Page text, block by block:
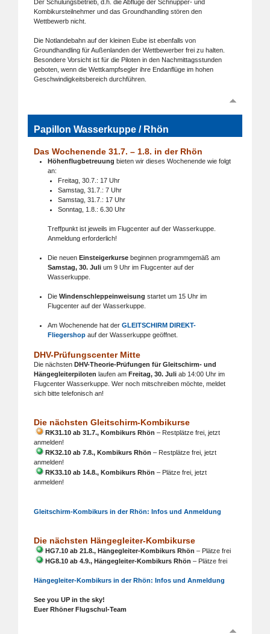
Der Schulungsbetrieb, d.h. die Abflüge der Schnupper- und
Kombikursteilnehmer und das Groundhandling stören den
Wettbewerb nicht.
Die Notlandebahn auf der kleinen Eube ist ebenfalls von
Groundhandling für Außenlanden der Wettbewerber frei zu halten.
Besondere Vorsicht ist für die Piloten in den Nachmittagsstunden
geboten, wenn die Wettkampfsegler ihre Endanflüge im hohen
Geschwindigkeitsbereich durchführen.
Papillon Wasserkuppe / Rhön
Das Wochenende 31.7. – 1.8. in der Rhön
Höhenflugbetreuung bieten wir dieses Wochenende wie folgt
an:
Freitag, 30.7.: 17 Uhr
Samstag, 31.7.: 7 Uhr
Samstag, 31.7.: 17 Uhr
Sonntag, 1.8.: 6.30 Uhr
Treffpunkt ist jeweils im Flugcenter auf der Wasserkuppe.
Anmeldung erforderlich!
Die neuen Einsteigerkurse beginnen programmgemäß am
Samstag, 30. Juli um 9 Uhr im Flugcenter auf der
Wasserkuppe.
Die Windenschleppeinweisung startet um 15 Uhr im
Flugcenter auf der Wasserkuppe.
Am Wochenende hat der GLEITSCHIRM DIREKT-
Fliegershop auf der Wasserkuppe geöffnet.
DHV-Prüfungscenter Mitte
Die nächsten DHV-Theorie-Prüfungen für Gleitschirm- und
Hängegleiterpiloten laufen am Freitag, 30. Juli ab 14:00 Uhr im
Flugcenter Wasserkuppe. Wer noch mitschreiben möchte, meldet
sich bitte telefonisch an!
Die nächsten Gleitschirm-Kombikurse
RK31.10 ab 31.7., Kombikurs Rhön – Restplätze frei, jetzt
anmelden!
RK32.10 ab 7.8., Kombikurs Rhön – Restplätze frei, jetzt
anmelden!
RK33.10 ab 14.8., Kombikurs Rhön – Plätze frei, jetzt
anmelden!
Gleitschirm-Kombikurs in der Rhön: Infos und Anmeldung
Die nächsten Hängegleiter-Kombikurse
HG7.10 ab 21.8., Hängegleiter-Kombikurs Rhön – Plätze frei
HG8.10 ab 4.9., Hängegleiter-Kombikurs Rhön – Plätze frei
Hängegleiter-Kombikurs in der Rhön: Infos und Anmeldung
See you UP in the sky!
Euer Rhöner Flugschul-Team